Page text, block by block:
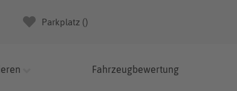
Parkplatz ()
Fahrzeugbewertung